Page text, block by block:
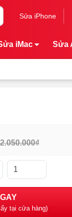
Sửa iPhone
iMac Sửa
2.050.000₫
tại cửa hàng)